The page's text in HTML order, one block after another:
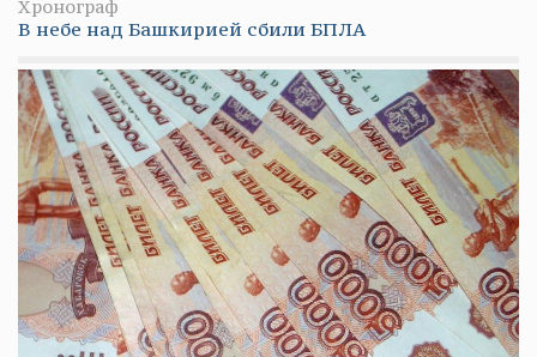
Хронограф
В небе над Башкирией сбили БПЛА